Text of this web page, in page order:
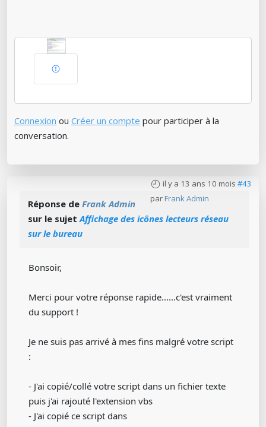
Connexion ou Créer un compte pour participer à la
conversation.
il y a 13 ans 10 mois #43
par Frank Admin
Réponse de Frank Admin
sur le sujet Affichage des icônes lecteurs réseau
sur le bureau
Bonsoir,
Merci pour votre réponse rapide......c'est vraiment
du support !
Je ne suis pas arrivé à mes fins malgré votre script
:
- J'ai copié/collé votre script dans un fichier texte
puis j'ai rajouté l'extension vbs
- J'ai copié ce script dans